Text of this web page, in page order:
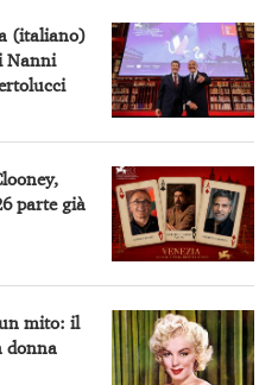
(italiano)
Nanni
parte già
mito: il
donna